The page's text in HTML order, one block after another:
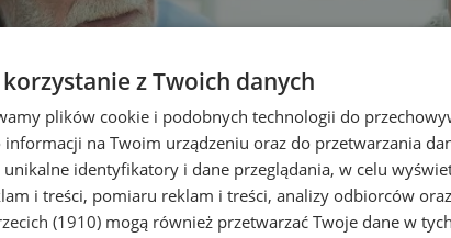
z Twoich danych
plików cookie i podobnych technologii do
na Twoim urządzeniu oraz do przetwarzania
unikalne identyfikatory i dane przeglądania, w celu
i treści, pomiaru reklam i treści, analizy odbiorców
(1910) mogą również przetwarzać Twoje dane w